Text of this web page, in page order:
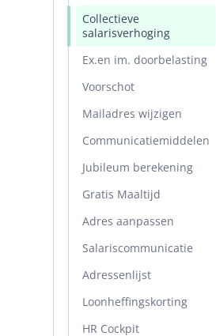
Collectieve
salarisverhoging
Ex.en im. doorbelasting
Voorschot
Mailadres wijzigen
Communicatiemiddelen
Jubileum berekening
Gratis Maaltijd
Adres aanpassen
Salariscommunicatie
Adressenlijst
Loonheffingskorting
HR Cockpit